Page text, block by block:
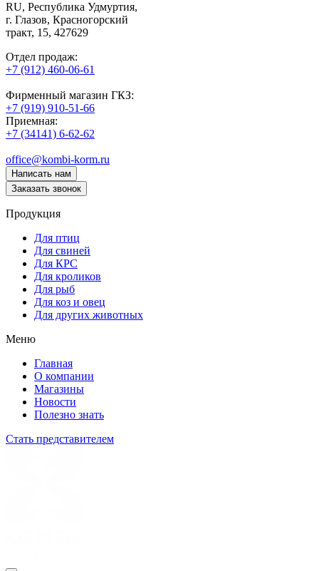
RU, Республика Удмуртия,
г. Глазов, Красногорский
тракт, 15, 427629
Отдел продаж:
+7 (912) 460-06-61
Фирменный магазин ГКЗ:
+7 (919) 910-51-66
Приемная:
+7 (34141) 6-62-62
office@kombi-korm.ru
Написать нам
Заказать звонок
Продукция
Для птиц
Для свиней
Для КРС
Для кроликов
Для рыб
Для коз и овец
Для других животных
Меню
Главная
О компании
Магазины
Новости
Полезно знать
Стать представителем